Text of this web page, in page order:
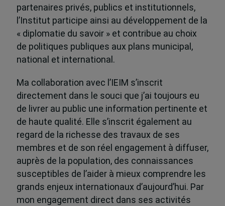
partenaires privés, publics et institutionnels,
l’Institut participe ainsi au développement de la
« diplomatie du savoir » et contribue au choix
de politiques publiques aux plans municipal,
national et international.
Ma collaboration avec l’IEIM s’inscrit
directement dans le souci que j’ai toujours eu
de livrer au public une information pertinente et
de haute qualité. Elle s’inscrit également au
regard de la richesse des travaux de ses
membres et de son réel engagement à diffuser,
auprès de la population, des connaissances
susceptibles de l’aider à mieux comprendre les
grands enjeux internationaux d’aujourd’hui. Par
mon engagement direct dans ses activités